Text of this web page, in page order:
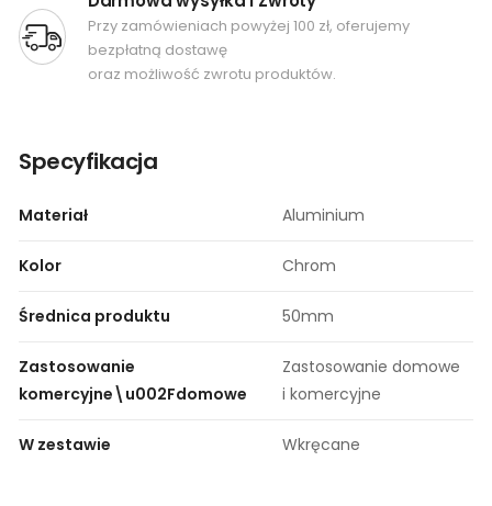
Przy zamówieniach powyżej 100 zł, oferujemy
bezpłatną dostawę
oraz możliwość zwrotu produktów.
Specyfikacja
Materiał Aluminium
Kolor Chrom
Średnica produktu 50mm
Zastosowanie
komercyjne\u002Fdomowe
Zastosowanie domowe
i komercyjne
W zestawie Wkręcane